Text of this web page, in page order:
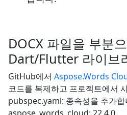
DOCX 파일을 부분
Dart/Flutter 라이브
GitHub에서 Aspose.Words
코드를 복제하고 프로젝트에서
pubspec.yaml: 종속성을 추가